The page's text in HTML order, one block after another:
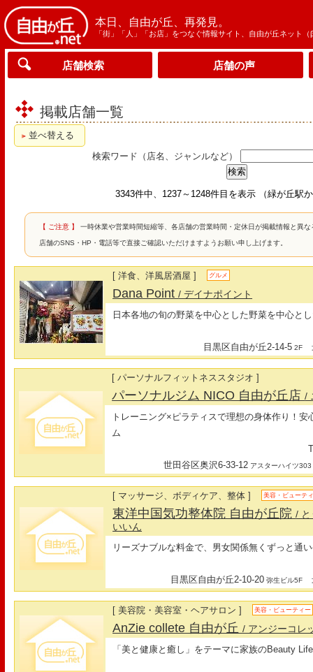
本日、自由が丘、再発見。
「街」「人」「お店」をつなぐ情報サイト、自由が丘ネット（
店舗検索 店舗の声
掲載店舗一覧
並べ替える
検索ワード（店名、ジャンルなど）
3343件中、1237～1248件目を表示 （緑が丘駅
【 ご注意 】 一時休業や営業時間短縮等、各店舗の営業時間・定休日が掲載情報と異
店舗のSNS・HP・電話等で直接ご確認いただけますようお願い申し上げます。
[ 洋食、洋風居酒屋 ] グルメ
Dana Point/ デイナポイント
日本各地の旬の野菜を中心とした野菜を中心と
目黒区自由が丘2-14-5 2F
[ パーソナルフィットネススタジオ ]
パーソナルジム NICO 自由が丘店/
トレーニング×ピラティスで理想の身体作り！
ム
世田谷区奥沢6-33-12 アスターハイツ303
[ マッサージ、ボディケア、整体 ] 美容・ビューテ
東洋中国気功整体院 自由が丘院/ と
いいん
リーズナブルな料金で、男女関係無くずっと通
目黒区自由が丘2-10-20 弥生ビル5F
[ 美容院・美容室・ヘアサロン ] 美容・ビューティー
AnZie collete 自由が丘/ アンジーコレ
「美と健康と癒し」をテーマに家族のBeauty